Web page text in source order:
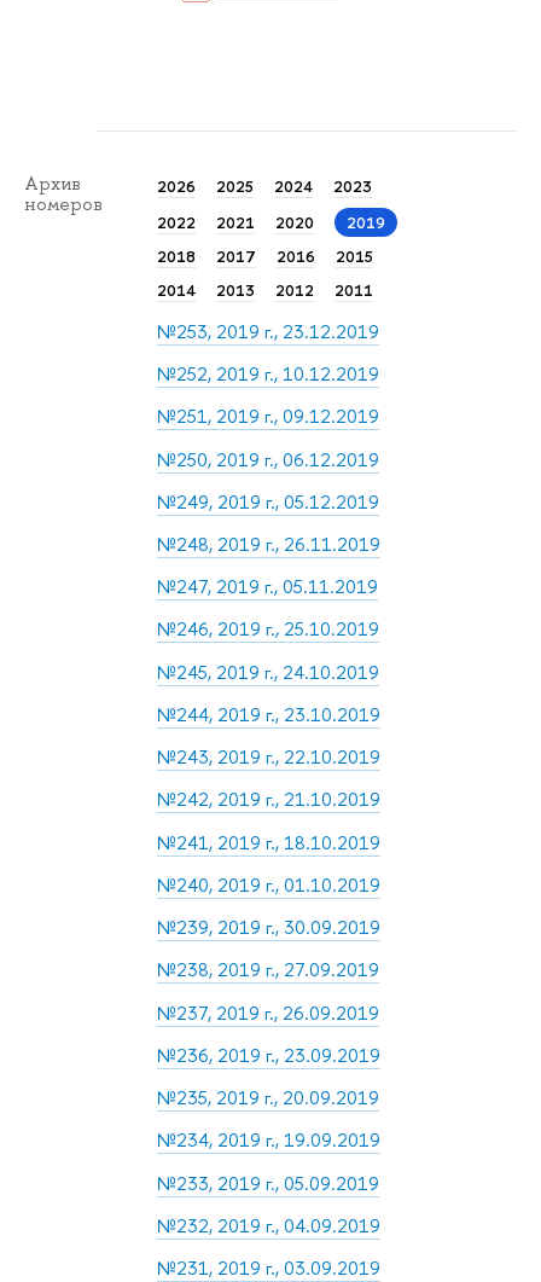
Архив
номеров
2026 2025 2024
2023
2022
2021 2020
2019
2018
2017 2016
2015
2014
2013 2012 2011
№253, 2019 г., 23.12.2019
№252, 2019 г., 10.12.2019
№251, 2019 г., 09.12.2019
№250, 2019 г., 06.12.2019
№249, 2019 г., 05.12.2019
№248, 2019 г., 26.11.2019
№247, 2019 г., 05.11.2019
№246, 2019 г., 25.10.2019
№245, 2019 г., 24.10.2019
№244, 2019 г., 23.10.2019
№243, 2019 г., 22.10.2019
№242, 2019 г., 21.10.2019
№241, 2019 г., 18.10.2019
№240, 2019 г., 01.10.2019
№239, 2019 г., 30.09.2019
№238, 2019 г., 27.09.2019
№237, 2019 г., 26.09.2019
№236, 2019 г., 23.09.2019
№235, 2019 г., 20.09.2019
№234, 2019 г., 19.09.2019
№233, 2019 г., 05.09.2019
№232, 2019 г., 04.09.2019
№231, 2019 г., 03.09.2019